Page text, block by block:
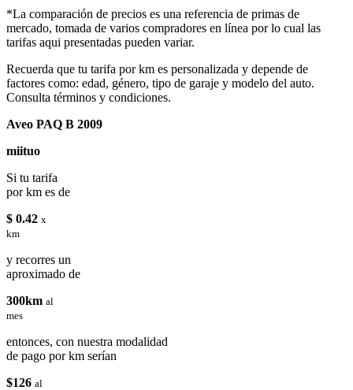
*La comparación de precios es una referencia de primas de
mercado, tomada de varios compradores en línea por lo cual las
tarifas aqui presentadas pueden variar.
Recuerda que tu tarifa por km es personalizada y depende de
factores como: edad, género, tipo de garaje y modelo del auto.
Consulta términos y condiciones.
Aveo PAQ B 2009
miituo
Si tu tarifa
por km es de
$ 0.42 x
km
y recorres un
aproximado de
300km al
mes
entonces, con nuestra modalidad
de pago por km serían
$126 al